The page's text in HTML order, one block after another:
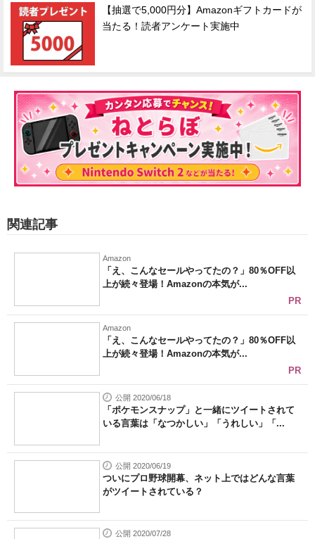
【抽選で5,000円分】Amazonギフトカードが
当たる！読者アンケート実施中
関連記事
Amazon
「え、こんなセールやってたの？」80％OFF以
上が続々登場！Amazonの本気が...
PR
Amazon
「え、こんなセールやってたの？」80％OFF以
上が続々登場！Amazonの本気が...
PR
公開 2020/06/18
「ポケモンスナップ」と一緒にツイートされて
いる言葉は「なつかしい」「うれしい」「...
公開 2020/06/19
ついにプロ野球開幕、ネット上ではどんな言葉
がツイートされている？
公開 2020/07/28